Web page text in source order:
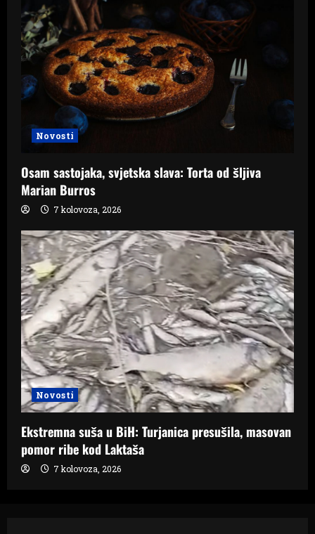
Novosti
Osam sastojaka, svjetska slava: Torta od šljiva
Marian Burros
7 kolovoza, 2026
Novosti
Ekstremna suša u BiH: Turjanica presušila, masovan
pomor ribe kod Laktaša
7 kolovoza, 2026